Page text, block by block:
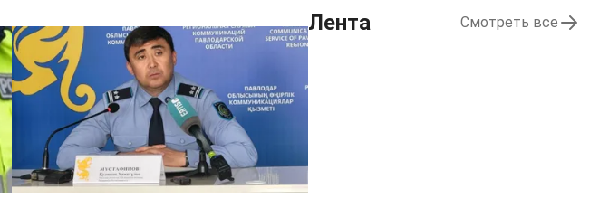
Лента Смотреть все